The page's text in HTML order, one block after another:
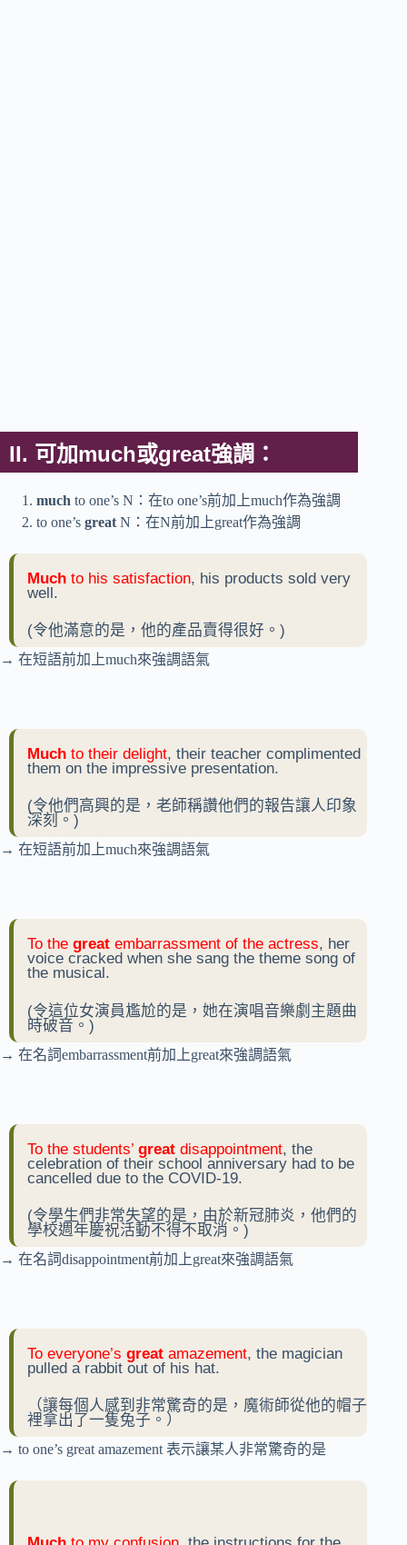
II. 可加much或great強調：
much to one’s N：在to one’s前加上much作為強調
to one’s great N：在N前加上great作為強調
Much to his satisfaction, his products sold very
well.
(令他滿意的是，他的產品賣得很好。)
→ 在短語前加上much來強調語氣
Much to their delight, their teacher complimented
them on the impressive presentation.
(令他們高興的是，老師稱讚他們的報告讓人印象
深刻。)
→ 在短語前加上much來強調語氣
To the great embarrassment of the actress, her
voice cracked when she sang the theme song of
the musical.
(令這位女演員尷尬的是，她在演唱音樂劇主題曲
時破音。)
→ 在名詞embarrassment前加上great來強調語氣
To the students’ great disappointment, the
celebration of their school anniversary had to be
cancelled due to the COVID-19.
(令學生們非常失望的是，由於新冠肺炎，他們的
學校週年慶祝活動不得不取消。)
→ 在名詞disappointment前加上great來強調語氣
To everyone’s great amazement, the magician
pulled a rabbit out of his hat.
（讓每個人感到非常驚奇的是，魔術師從他的帽子
裡拿出了一隻兔子。）
→ to one’s great amazement 表示讓某人非常驚奇的是